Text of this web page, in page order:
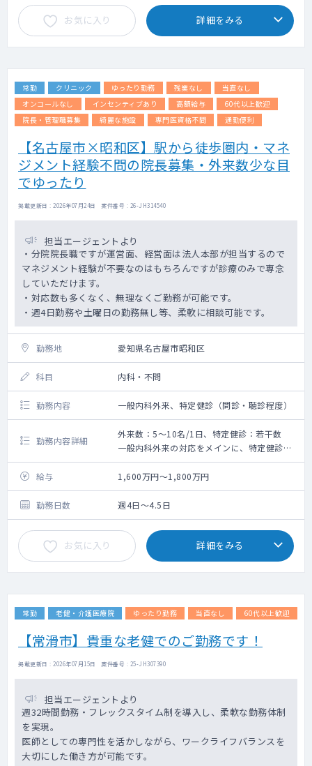
・電子カルテ有（メーカー：ソフトウエアサ
ービス）
・オーダーリング有（メーカー：ソフトウエ
ンズ）
の場合1,040万円、ご経験20年目の場合
1,330万円、ご経験30年目の場合1,610万円
※但し、スキル等に応じてこの限りではない
※上記年俸幅は、採用面談での人物評価、業
お気に入り 詳細をみる
常勤 クリニック ゆったり勤務 残業なし
当直なし
オンコールなし
インセンティブあり 高額給与
60代以上歓迎
院長・管理職募集
綺麗な施設 専門医資格不問 通勤便利
【名古屋市×昭和区】駅から徒歩圏内・マネ
ジメント経験不問の院長募集・外来数少な目
でゆったり
掲載更新日 : 2026年07月24日 案件番号 : 26-JH314540
担当エージェントより
・分院院長職ですが運営面、経営面は法人本部が担当するので
マネジメント経験が不要なのはもちろんですが診療のみで専念
していただけます。
・対応数も多くなく、無理なくご勤務が可能です。
・週4日勤務や土曜日の勤務無し等、柔軟に相談可能です。
勤務地 愛知県名古屋市昭和区
科目 内科・不問
勤務内容 一般内科外来、特定健診（問診・聴診程度）
勤務内容詳細
外来数：5～10名/1日、特定健診：若干数
一般内科外来の対応をメインに、特定健診も
若干数、および可能でしたら同法人のクリニ
ックの健診の読影もお願い致します。
4月開院したばかりですので外来数は5～10名
程度となっております。
給与 1,600万円～1,800万円
勤務日数 週4日～4.5日
お気に入り 詳細をみる
常勤 老健・介護医療院 ゆったり勤務 当直なし 60代以上歓迎
【常滑市】貴重な老健でのご勤務です！
掲載更新日 : 2026年07月15日 案件番号 : 25-JH307390
担当エージェントより
週32時間勤務・フレックスタイム制を導入し、柔軟な勤務体制
を実現。
医師としての専門性を活かしながら、ワークライフバランスを
大切にした働き方が可能です。